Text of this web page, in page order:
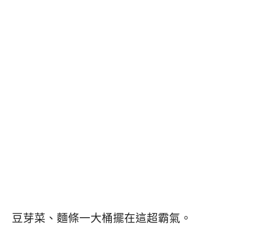
豆芽菜、麵條一大桶擺在這超霸氣。